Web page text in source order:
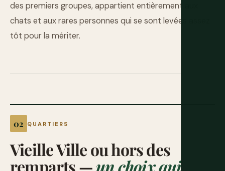
des premiers groupes, appartient entièrement aux
chats et aux rares personnes qui se sont levées assez
tôt pour la mériter.
QUARTIERS
Vieille Ville ou hors des
remparts —un choix qui